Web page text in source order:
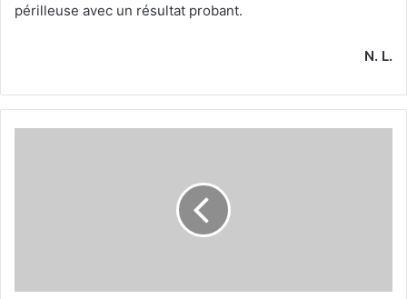
périlleuse avec un résultat probant.
N. L.